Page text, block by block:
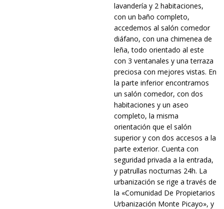
lavandería y 2 habitaciones,
con un baño completo,
accedemos al salón comedor
diáfano, con una chimenea de
leña, todo orientado al este
con 3 ventanales y una terraza
preciosa con mejores vistas. En
la parte inferior encontramos
un salón comedor, con dos
habitaciones y un aseo
completo, la misma
orientación que el salón
superior y con dos accesos a la
parte exterior. Cuenta con
seguridad privada a la entrada,
y patrullas nocturnas 24h. La
urbanización se rige a través de
la «Comunidad De Propietarios
Urbanización Monte Picayo», y